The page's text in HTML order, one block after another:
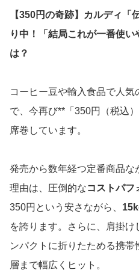
【350円の奇跡】カルディ「
り中！「結局これが一番使
は？
コーヒー豆や輸入食品で人
で、今再び**「350円（税込
席巻しています。
発売から数年経つ定番商品な
理由は、圧倒的なコストパフ
350円という安さながら、
を誇ります。さらに、肩掛
ンパクトに折りたためる携
層まで幅広くヒット。